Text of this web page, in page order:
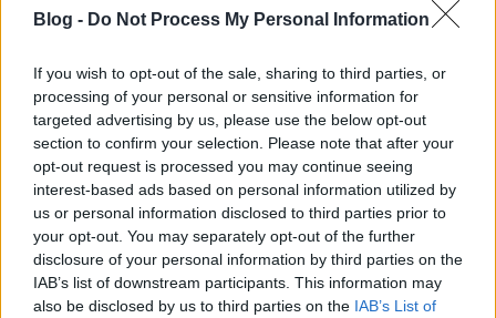
Blog - Do Not Process My Personal Information
If you wish to opt-out of the sale, sharing to third parties, or
processing of your personal or sensitive information for
targeted advertising by us, please use the below opt-out
section to confirm your selection. Please note that after your
opt-out request is processed you may continue seeing
interest-based ads based on personal information utilized by
us or personal information disclosed to third parties prior to
your opt-out. You may separately opt-out of the further
disclosure of your personal information by third parties on the
IAB’s list of downstream participants. This information may
also be disclosed by us to third parties on the IAB’s List of
Új gyarmatosító, régi lemez
baum•2011. június 26.